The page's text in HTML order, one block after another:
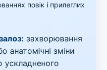
повік і прилеглих
захворювання
анатомічні зміни